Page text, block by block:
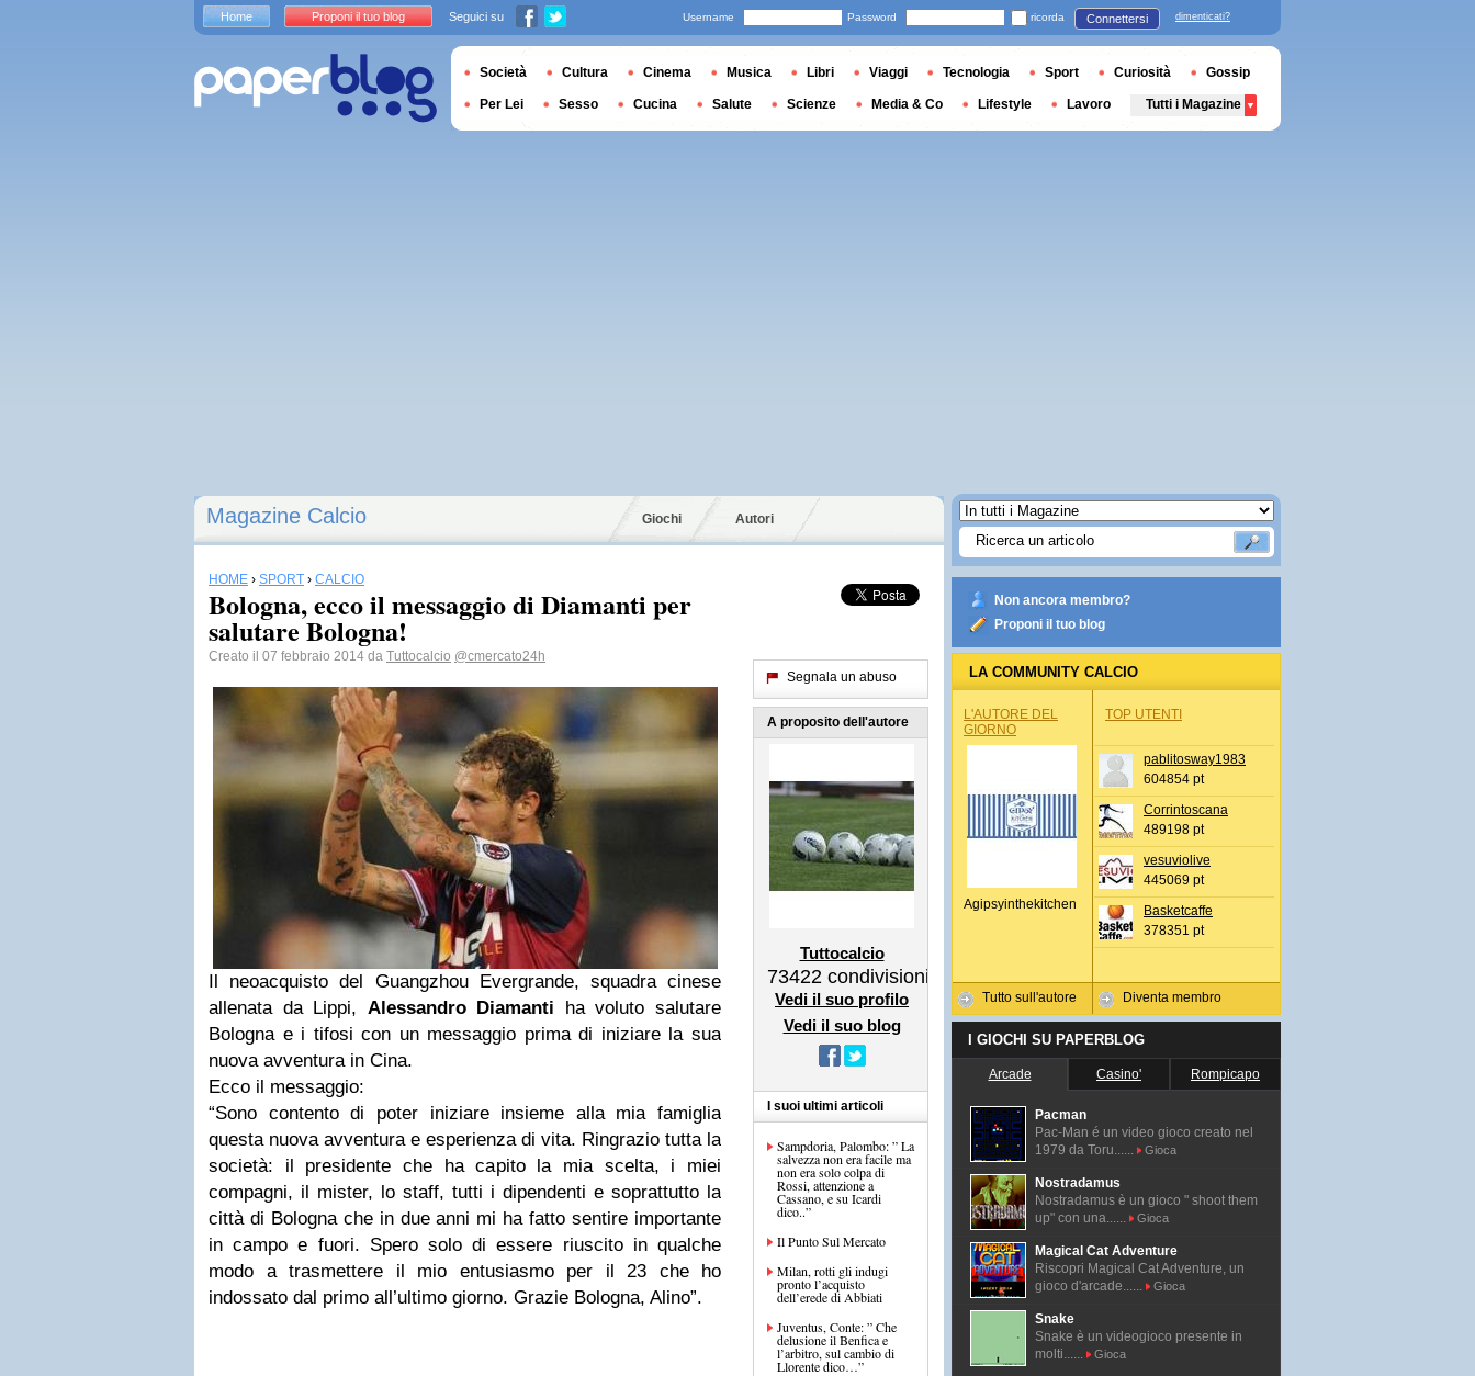
Magazine Calcio Giochi Autori
HOME › SPORT › CALCIO
Bologna, ecco il messaggio di Diamanti per
salutare Bologna!
Creato il 07 febbraio 2014 da Tuttocalcio @cmercato24h
Il neoacquisto del Guangzhou Evergrande, squadra cinese
allenata da Lippi, Alessandro Diamanti ha voluto salutare
Bologna e i tifosi con un messaggio prima di iniziare la sua
nuova avventura in Cina.
Ecco il messaggio:
“Sono contento di poter iniziare insieme alla mia famiglia
questa nuova avventura e esperienza di vita. Ringrazio tutta la
società: il presidente che ha capito la mia scelta, i miei
compagni, il mister, lo staff, tutti i dipendenti e soprattutto la
città di Bologna che in due anni mi ha fatto sentire importante
in campo e fuori. Spero solo di essere riuscito in qualche
modo a trasmettere il mio entusiasmo per il 23 che ho
indossato dal primo all’ultimo giorno. Grazie Bologna, Alino”.
Segnala un abuso
A proposito dell'autore
Tuttocalcio
73422 condivisioni
Vedi il suo profilo
Vedi il suo blog
I suoi ultimi articoli
Sampdoria, Palombo: ” La
salvezza non era facile ma
non era solo colpa di
Rossi, attenzione a
Cassano, e su Icardi
dico..”
Il Punto Sul Mercato
Milan, rotti gli indugi
pronto l’acquisto
dell’erede di Abbiati
Juventus, Conte: ” Che
delusione il Benfica e
l’arbitro, sul cambio di
Llorente dico…”
Non ancora membro?
Proponi il tuo blog
LA COMMUNITY CALCIO
L'AUTORE DEL
GIORNO
Agipsyinthekitchen
Tutto sull'autore
TOP UTENTI
pablitosway1983
604854 pt
Corrintoscana
489198 pt
vesuviolive
445069 pt
Basketcaffe
378351 pt
Diventa membro
I GIOCHI SU PAPERBLOG
Arcade Casino' Rompicapo
Pacman
Pac-Man é un video gioco creato nel
1979 da Toru......
Gioca
Nostradamus
Nostradamus è un gioco " shoot them
up" con una......
Gioca
Magical Cat Adventure
Riscopri Magical Cat Adventure, un
gioco d'arcade......
Gioca
Snake
Snake è un videogioco presente in
molti......
Gioca
Home Proponi il tuo blog Seguici su Username Password ricorda Connettersi dimenticati?
Società Cultura Cinema Musica Libri Viaggi Tecnologia Sport Curiosità Gossip
Per Lei Sesso Cucina Salute Scienze Media & Co Lifestyle Lavoro Tutti i Magazine